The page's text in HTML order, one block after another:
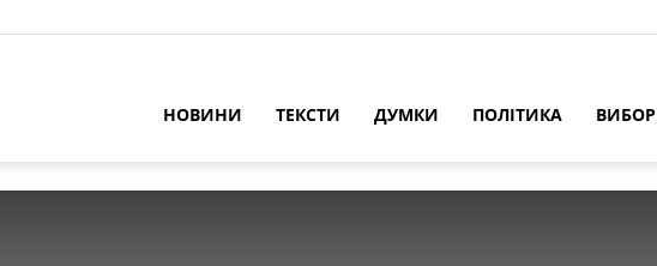
НОВИНИ ТЕКСТИ ДУМКИ ПОЛІТИКА